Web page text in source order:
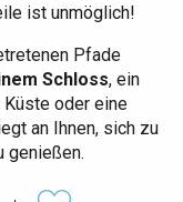
ist unmöglich!
Pfade
Schloss, ein
Küste oder eine
an Ihnen, sich zu
genießen.